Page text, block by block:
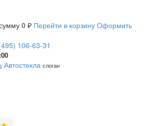
0 ₽ Перейти в корзину Оформить
106-63-31
Автостекла слоган